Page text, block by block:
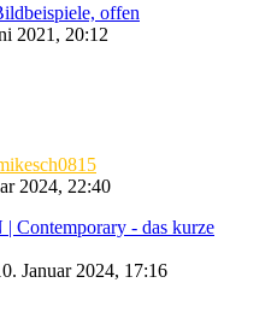
offen
2021, 20:12
2024, 22:40
Contemporary - das kurze
Januar 2024, 17:16